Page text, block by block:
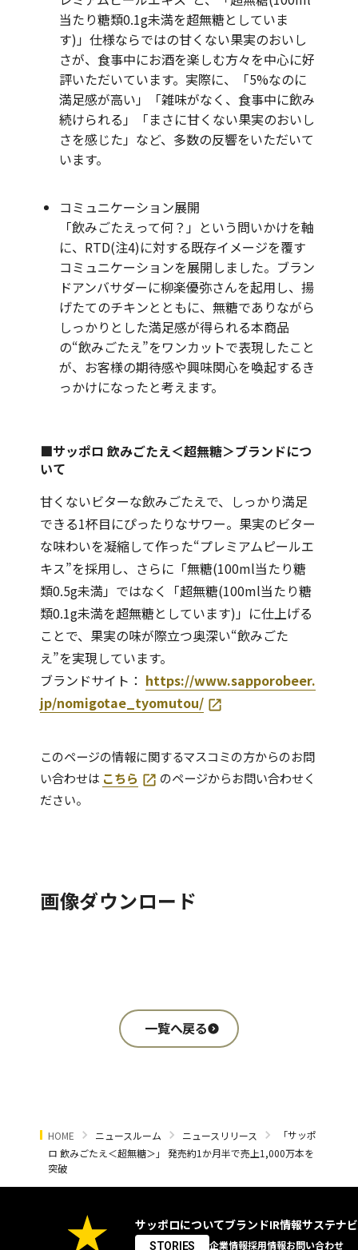
当たり糖類0.1g未満を超無糖としていま
す)」仕様ならではの甘くない果実のおいし
さが、食事中にお酒を楽しむ方々を中心に好
評いただいています。実際に、「5%なのに
満足感が高い」「雑味がなく、食事中に飲み
続けられる」「まさに甘くない果実のおいし
さを感じた」など、多数の反響をいただいて
います。
コミュニケーション展開
「飲みごたえって何？」という問いかけを軸
に、RTD(注4)に対する既存イメージを覆す
コミュニケーションを展開しました。ブラン
ドアンバサダーに柳楽優弥さんを起用し、揚
げたてのチキンとともに、無糖でありながら
しっかりとした満足感が得られる本商品
の“飲みごたえ”をワンカットで表現したこと
が、お客様の期待感や興味関心を喚起するき
っかけになったと考えます。
■サッポロ 飲みごたえ＜超無糖＞ブランドにつ
いて
甘くないビターな飲みごたえで、しっかり満足
できる1杯目にぴったりなサワー。果実のビター
な味わいを凝縮して作った“プレミアムピールエ
キス”を採用し、さらに「無糖(100ml当たり糖
類0.5g未満」ではなく「超無糖(100ml当たり糖
類0.1g未満を超無糖としています)」に仕上げる
ことで、果実の味が際立つ奥深い“飲みごた
え”を実現しています。
ブランドサイト： https://www.sapporobeer.
jp/nomigotae_tyomutou/
このページの情報に関するマスコミの方からのお問
い合わせは こちら
のページからお問い合わせく
ださい。
画像ダウンロード
一覧へ戻る
HOME ニュースルーム ニュースリリース
「サッポ
ロ 飲みごたえ＜超無糖＞」 発売約1か月半で売上1,000万本を
突破
サッポロについてブランドIR情報サステナ
STORIES 企業情報採用情報お問い合わせ